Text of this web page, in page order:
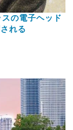
の電子ヘッド
れる